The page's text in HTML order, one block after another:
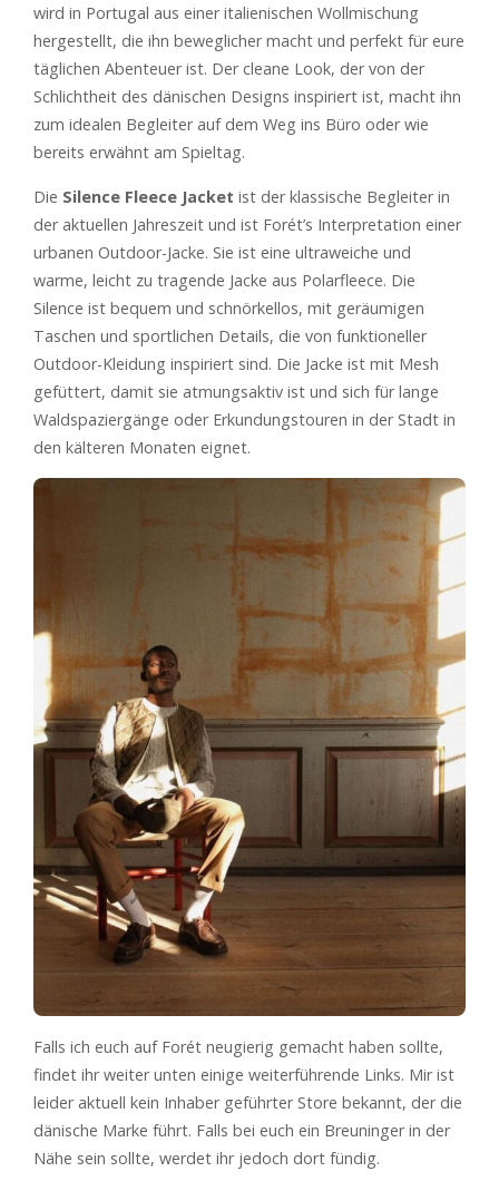
wird in Portugal aus einer italienischen Wollmischung
hergestellt, die ihn beweglicher macht und perfekt für eure
täglichen Abenteuer ist. Der cleane Look, der von der
Schlichtheit des dänischen Designs inspiriert ist, macht ihn
zum idealen Begleiter auf dem Weg ins Büro oder wie
bereits erwähnt am Spieltag.
Die Silence Fleece Jacket ist der klassische Begleiter in
der aktuellen Jahreszeit und ist Forét’s Interpretation einer
urbanen Outdoor-Jacke. Sie ist eine ultraweiche und
warme, leicht zu tragende Jacke aus Polarfleece. Die
Silence ist bequem und schnörkellos, mit geräumigen
Taschen und sportlichen Details, die von funktioneller
Outdoor-Kleidung inspiriert sind. Die Jacke ist mit Mesh
gefüttert, damit sie atmungsaktiv ist und sich für lange
Waldspaziergänge oder Erkundungstouren in der Stadt in
den kälteren Monaten eignet.
Falls ich euch auf Forét neugierig gemacht haben sollte,
findet ihr weiter unten einige weiterführende Links. Mir ist
leider aktuell kein Inhaber geführter Store bekannt, der die
dänische Marke führt. Falls bei euch ein Breuninger in der
Nähe sein sollte, werdet ihr jedoch dort fündig.